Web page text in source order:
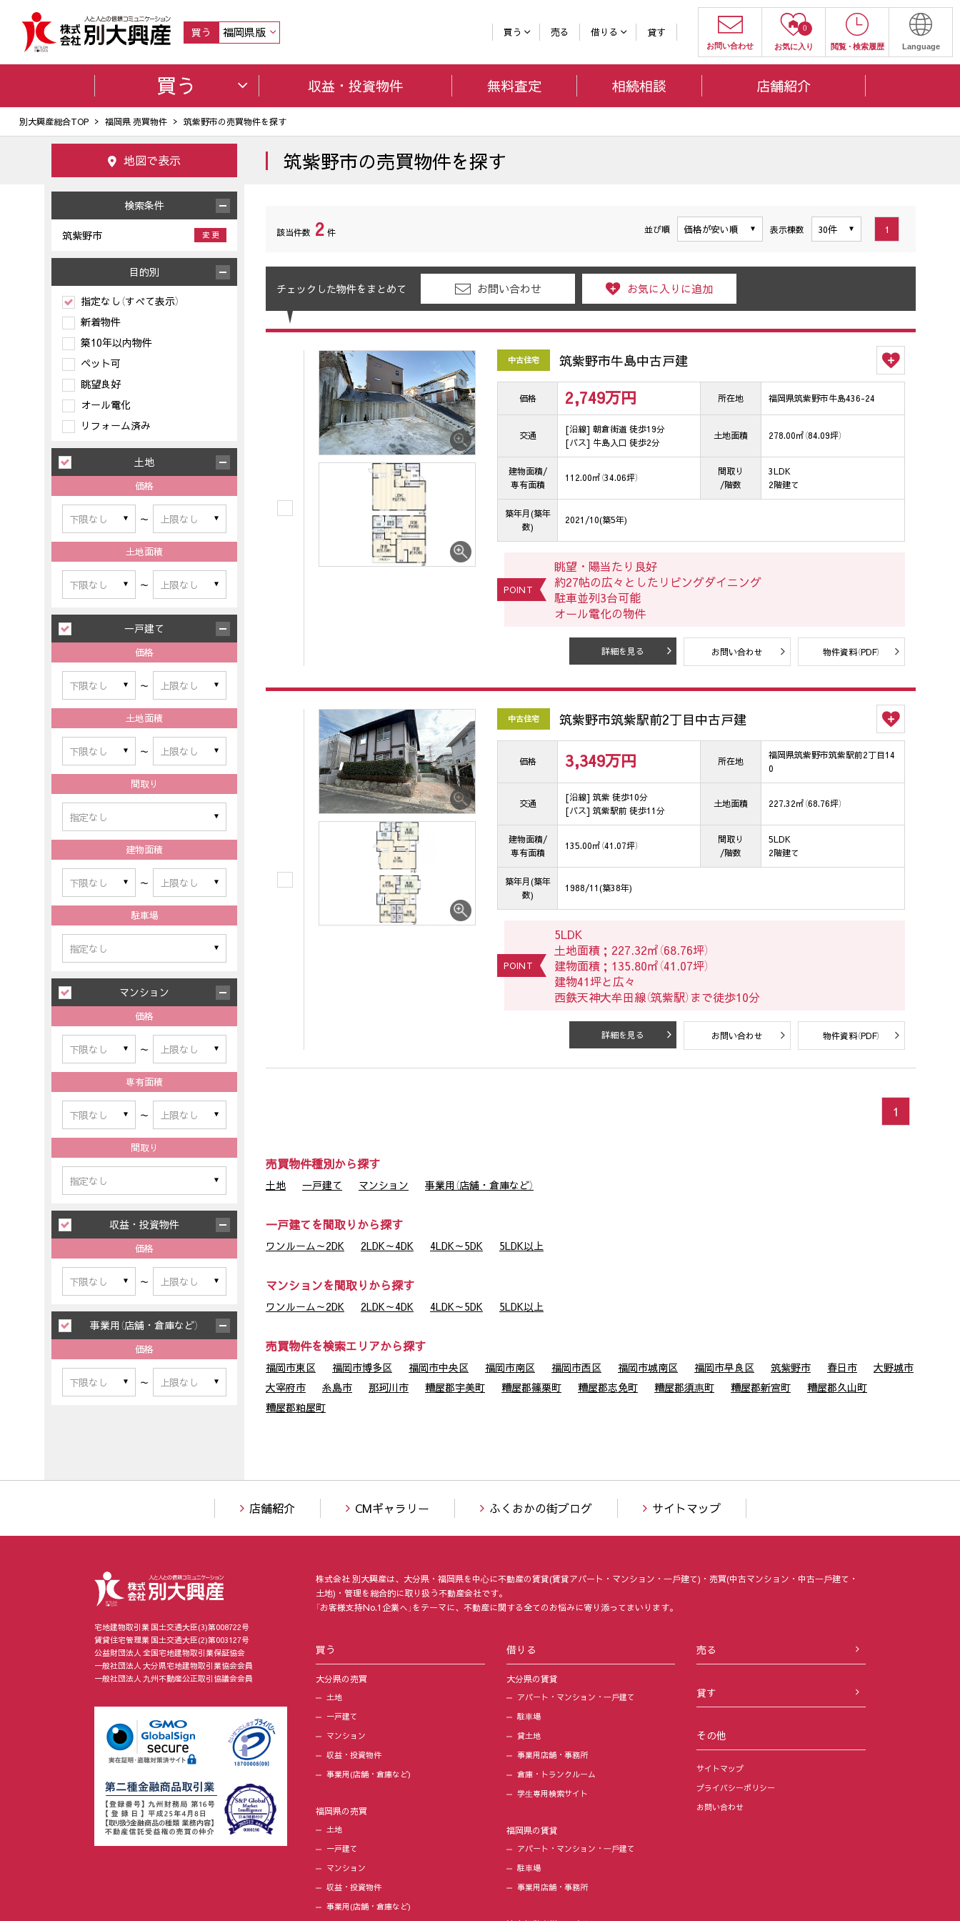
買う 福岡県版 買う 売る 借りる 貸す
お問い合わせ
0
お気に入り 閲覧・ 検索履歴 Language
買う 収益・投資物件 無料査定 相続相談 店舗紹介
別大興産総合TOP 福岡県 売買物件 筑紫野市の売買物件を探す
地図で表示 筑紫野市の売買物件を探す
検索条件
筑紫野市 変 更
目的別
指定なし（すべて表示）
新着物件
築10年以内物件
ペット可
眺望良好
オール電化
リフォーム済み
土地
価格
～
土地面積
～
一戸建て
価格
～
土地面積
～
間取り
建物面積
～
駐車場
マンション
価格
～
専有面積
～
間取り
収益・投資物件
価格
～
事業用（店舗・倉庫など）
価格
～
該当件数 2 件 並び順 表示棟数 1
チェックした物件をまとめて お問い合わせ お気に入りに追加
中古住宅 筑紫野市牛島中古戸建
価格 2,749万円 所在地 福岡県筑紫野市牛島436-24
交通
[沿線] 朝倉街道 徒歩19分
[バス] 牛島入口 徒歩2分
土地面積 278.00㎡（84.09坪）
建物面積/
専有面積
112.00㎡（34.06坪）
間取り
/階数
3LDK
2階建て
築年月(築年
数)
2021/10(築5年)
POINT
眺望・陽当たり良好
約27帖の広々としたリビングダイニング
駐車並列3台可能
オール電化の物件
詳細を見る お問い合わせ 物件資料（PDF）
中古住宅 筑紫野市筑紫駅前2丁目中古戸建
価格 3,349万円 所在地
福岡県筑紫野市筑紫駅前2丁目14
0
交通
[沿線] 筑紫 徒歩10分
[バス] 筑紫駅前 徒歩11分
土地面積 227.32㎡（68.76坪）
建物面積/
専有面積
135.00㎡（41.07坪）
間取り
/階数
5LDK
2階建て
築年月(築年
数)
1988/11(築38年)
POINT
5LDK
土地面積；227.32㎡（68.76坪）
建物面積；135.80㎡（41.07坪）
建物41坪と広々
西鉄天神大牟田線（筑紫駅）まで徒歩10分
詳細を見る お問い合わせ 物件資料（PDF）
1
売買物件種別から探す
土地 一戸建て マンション 事業用（店舗・倉庫など）
一戸建てを間取りから探す
ワンルーム～2DK 2LDK～4DK 4LDK～5DK 5LDK以上
マンションを間取りから探す
ワンルーム～2DK 2LDK～4DK 4LDK～5DK 5LDK以上
売買物件を検索エリアから探す
福岡市東区 福岡市博多区 福岡市中央区 福岡市南区 福岡市西区 福岡市城南区 福岡市早良区 筑紫野市 春日市
大野城市
大宰府市
糸島市 那珂川市 糟屋郡宇美町 糟屋郡篠栗町 糟屋郡志免町 糟屋郡須惠町 糟屋郡新宮町
糟屋郡久山町
糟屋郡粕屋町
店舗紹介 CMギャラリー ふくおかの街ブログ サイトマップ
宅地建物取引業 国土交通大臣(3)第008722号
賃貸住宅管理業 国土交通大臣(2)第003127号
公益財団法人 全国宅地建物取引業保証協会
一般社団法人 大分県宅地建物取引業協会会員
一般社団法人 九州不動産公正取引協議会会員
株式会社 別大興産は、大分県・福岡県を中⼼に不動産の賃貸(賃貸アパート・マンション・⼀⼾建て)・売買(中古マンション・中古⼀⼾建て・
土地)・管理を総合的に取り扱う不動産会社です。
「お客様支持No.1企業へ」をテーマに、不動産に関する全てのお悩みに寄り添ってまいります。
買う
大分県の売買
土地
一戸建て
マンション
収益・投資物件
事業用(店舗・倉庫など)
福岡県の売買
土地
一戸建て
マンション
収益・投資物件
事業用(店舗・倉庫など)
借りる
大分県の賃貸
アパート・マンション・⼀⼾建て
駐⾞場
貸土地
事業用店舗・事務所
倉庫・トランクルーム
学⽣専用検索サイト
福岡県の賃貸
アパート・マンション・⼀⼾建て
駐⾞場
事業用店舗・事務所
売る
貸す
その他
サイトマップ
プライバシーポリシー
お問い合わせ